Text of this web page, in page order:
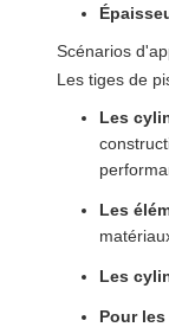
Scénarios
Les tiges de
Les
Les
Les
Pour